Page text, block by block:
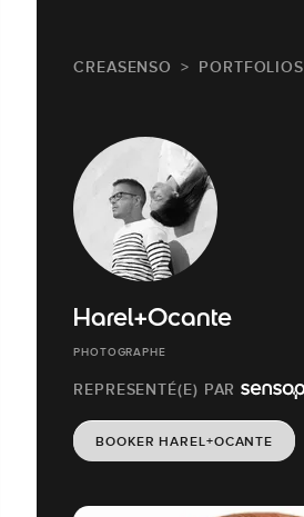
CREASENSO PORTFOLIOS
Harel+Ocante
PHOTOGRAPHE
REPRESENTÉ(E) PAR
BOOKER HAREL+OCANTE